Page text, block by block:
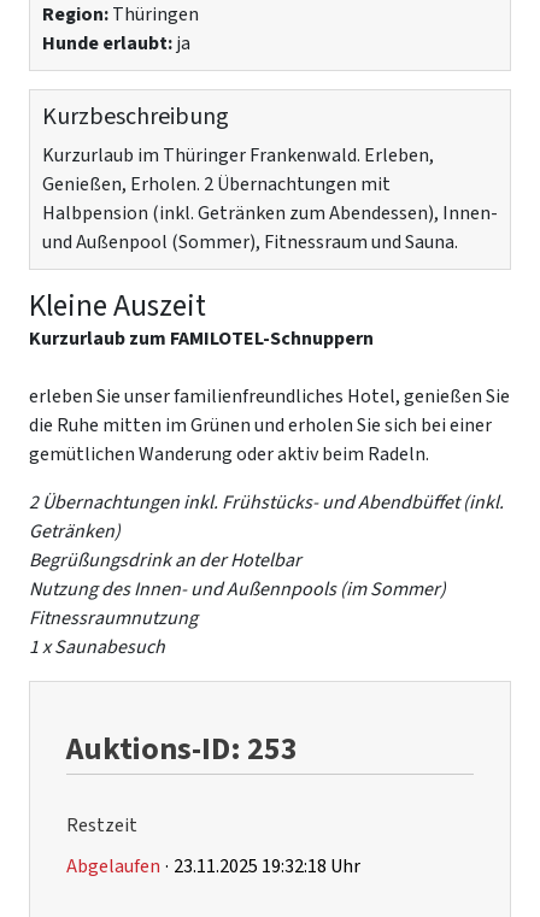
Region:Thüringen
Hunde erlaubt:ja
Kurzbeschreibung
Kurzurlaub im Thüringer Frankenwald. Erleben,
Genießen, Erholen. 2 Übernachtungen mit
Halbpension (inkl. Getränken zum Abendessen), Innen-
und Außenpool (Sommer), Fitnessraum und Sauna.
Kleine Auszeit
Kurzurlaub zum FAMILOTEL-Schnuppern
erleben Sie unser familienfreundliches Hotel, genießen Sie
die Ruhe mitten im Grünen und erholen Sie sich bei einer
gemütlichen Wanderung oder aktiv beim Radeln.
2 Übernachtungen inkl. Frühstücks- und Abendbüffet (inkl.
Getränken)
Begrüßungsdrink an der Hotelbar
Nutzung des Innen- und Außennpools (im Sommer)
Fitnessraumnutzung
1 x Saunabesuch
Auktions-ID: 253
Restzeit
Abgelaufen · 23.11.2025 19:32:18 Uhr